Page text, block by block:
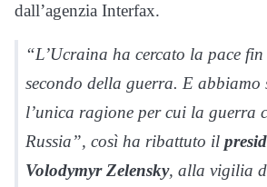
dall’agenzia Interfax.
“L’Ucraina ha cercato la pace
secondo della guerra. E abbiamo
l’unica ragione per cui la guerra
Russia”, così ha ribattuto il
Volodymyr Zelensky, alla vigilia